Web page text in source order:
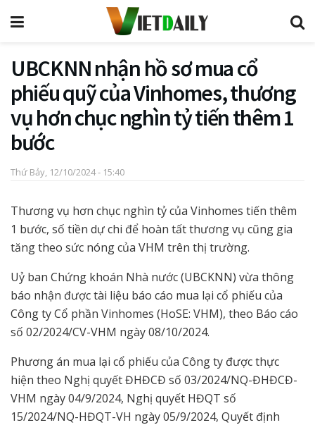
UBCKNN nhận hồ sơ mua cổ
phiếu quỹ của Vinhomes, thương
vụ hơn chục nghìn tỷ tiến thêm 1
bước
Thứ Bảy, 12/10/2024 - 15:40
Thương vụ hơn chục nghìn tỷ của Vinhomes tiến thêm
1 bước, số tiền dự chi để hoàn tất thương vụ cũng gia
tăng theo sức nóng của VHM trên thị trường.
Uỷ ban Chứng khoán Nhà nước (UBCKNN) vừa thông
báo nhận được tài liệu báo cáo mua lại cổ phiếu của
Công ty Cổ phần Vinhomes (HoSE: VHM), theo Báo cáo
số 02/2024/CV-VHM ngày 08/10/2024.
Phương án mua lại cổ phiếu của Công ty được thực
hiện theo Nghị quyết ĐHĐCĐ số 03/2024/NQ-ĐHĐCĐ-
VHM ngày 04/9/2024, Nghị quyết HĐQT số
15/2024/NQ-HĐQT-VH ngày 05/9/2024, Quyết định